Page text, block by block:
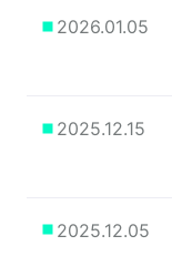
2026.01.05
2025.12.15
2025.12.05